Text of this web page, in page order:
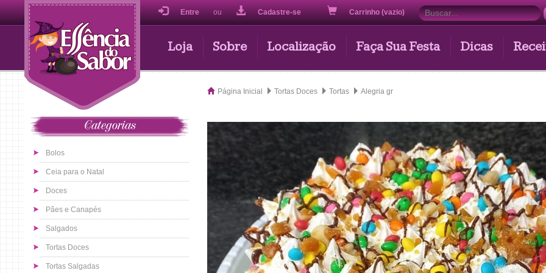
Entre ou Cadastre-se Carrinho (vazio)
Loja Sobre Localização Faça Sua Festa Dicas
Categorias
Bolos
Ceia para o Natal
Doces
Pães e Canapés
Salgados
Tortas Doces
Tortas Salgadas
Página Inicial Tortas Doces Tortas Alegria gr